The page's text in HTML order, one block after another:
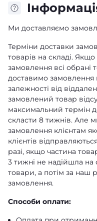
Ми доставляємо
Терміни доставки
товарів на складі.
замовлення всі обрані
доставимо замовлення
залежності від
замовлений товар
максимальний термін
скласти 8 тижнів. Але
замовлення клієнтам
клієнтів
разі, якщо частина
3 тижні не надійшла на
товари, а потім за наш
замовлення.
Способи оплати: